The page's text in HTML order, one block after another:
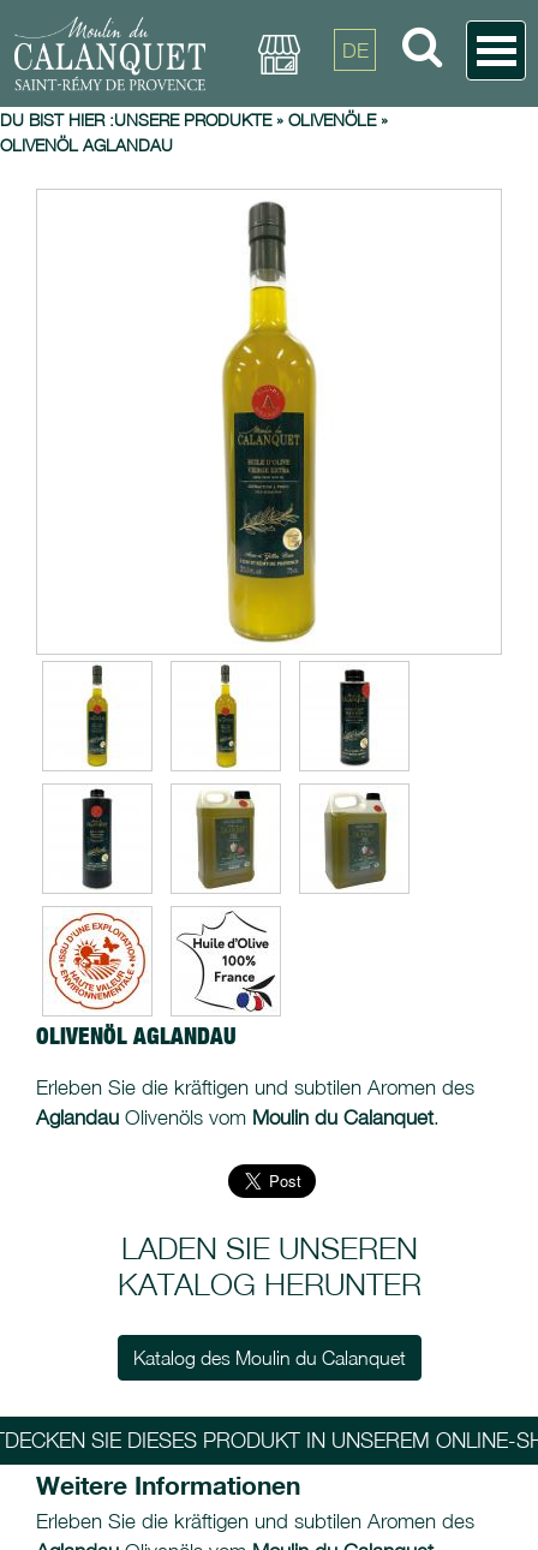
DE
DU BIST HIER :UNSERE PRODUKTE» OLIVENÖLE»
OLIVENÖL AGLANDAU
OLIVENÖL AGLANDAU
Erleben Sie die kräftigen und subtilen Aromen des
Aglandau Olivenöls vom Moulin du Calanquet.
LADEN SIE UNSEREN
KATALOG HERUNTER
Katalog des Moulin du Calanquet
SIE DIESES PRODUKT IN UNSEREM ONLINE-
Weitere Informationen
Erleben Sie die kräftigen und subtilen Aromen des